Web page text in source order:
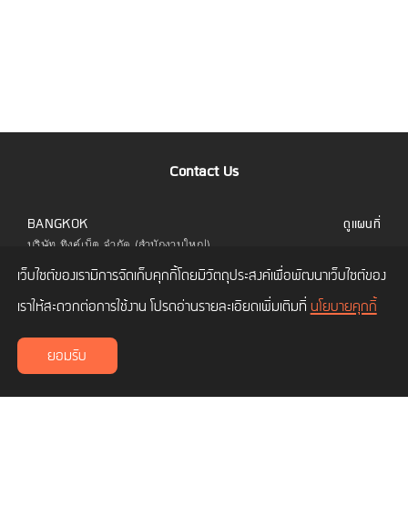
Contact Us
BANGKOK
บริษัท ทิงค์เน็ต จำกัด (สำนักงานใหญ่)
323 อาคารยูไนเต็ดเซ็นเตอร์ ชั้น 6 ห้อง 601 ถนน
สีลม แขวงสีลม เขตบางรัก กทม. 10500
โทร. 02 480 9990
ดูแผนที่
CHIANG MAI
บริษัท ทิงค์เน็ต จำกัด (สาขาเชียงใหม่)
เว็บไซต์ของเรามีการจัดเก็บคุกกี้โดยมีวัตถุประสงค์เพื่อพัฒนาเว็บไซต์ของ
เราให้สะดวกต่อการใช้งาน โปรดอ่านรายละเอียดเพิ่มเติมที่ นโยบายคุกกี้
ยอมรับ